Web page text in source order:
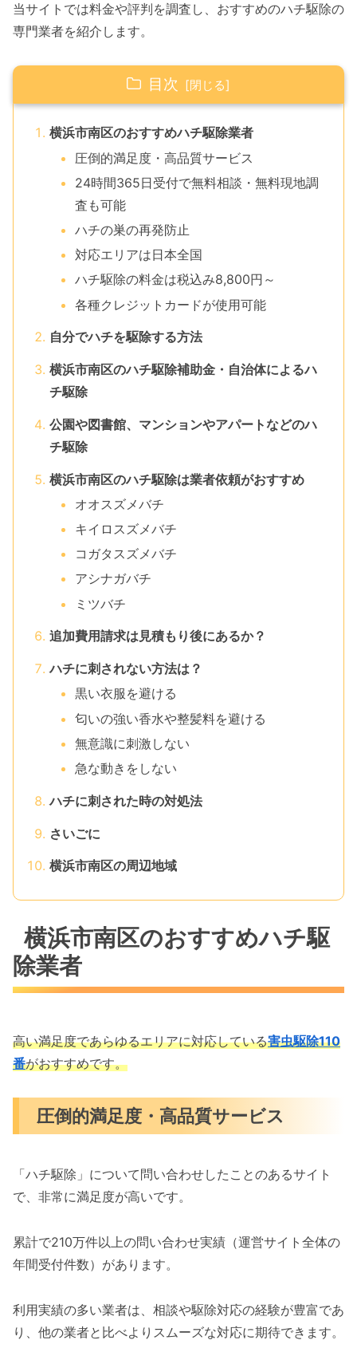
当サイトでは料金や評判を調査し、おすすめのハチ駆除の
専門業者を紹介します。
目次
横浜市南区のおすすめハチ駆除業者
圧倒的満足度・高品質サービス
24時間365日受付で無料相談・無料現地調
査も可能
ハチの巣の再発防止
対応エリアは日本全国
ハチ駆除の料金は税込み8,800円～
各種クレジットカードが使用可能
自分でハチを駆除する方法
横浜市南区のハチ駆除補助金・自治体によるハ
チ駆除
公園や図書館、マンションやアパートなどのハ
チ駆除
横浜市南区のハチ駆除は業者依頼がおすすめ
オオスズメバチ
キイロスズメバチ
コガタスズメバチ
アシナガバチ
ミツバチ
追加費用請求は見積もり後にあるか？
ハチに刺されない方法は？
黒い衣服を避ける
匂いの強い香水や整髪料を避ける
無意識に刺激しない
急な動きをしない
ハチに刺された時の対処法
さいごに
横浜市南区の周辺地域
横浜市南区のおすすめハチ駆
除業者
高い満足度であらゆるエリアに対応している害虫駆除110
番がおすすめです。
圧倒的満足度・高品質サービス
「ハチ駆除」について問い合わせしたことのあるサイト
で、非常に満足度が高いです。
累計で210万件以上の問い合わせ実績（運営サイト全体の
年間受付件数）があります。
利用実績の多い業者は、相談や駆除対応の経験が豊富であ
り、他の業者と比べよりスムーズな対応に期待できます。